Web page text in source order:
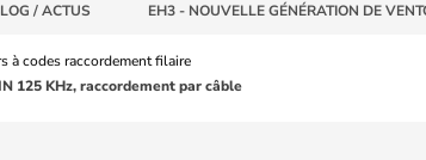
/ ACTUS EH3 - NOUVELLE GÉNÉRATION DE
à codes raccordement filaire
125 KHz, raccordement par câble